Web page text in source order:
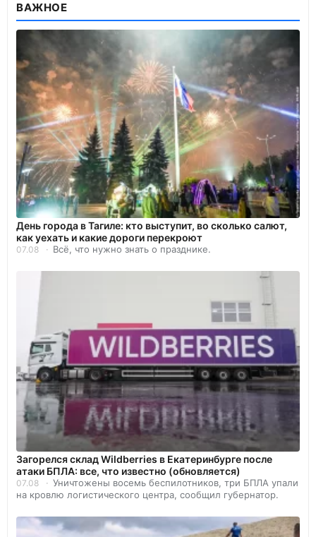
ВАЖНОЕ
День города в Тагиле: кто выступит, во сколько салют,
как уехать и какие дороги перекроют
07.08 Всё, что нужно знать о празднике.
Загорелся склад Wildberries в Екатеринбурге после
атаки БПЛА: все, что известно (обновляется)
07.08
Уничтожены восемь беспилотников, три БПЛА упали
на кровлю логистического центра, сообщил губернатор.